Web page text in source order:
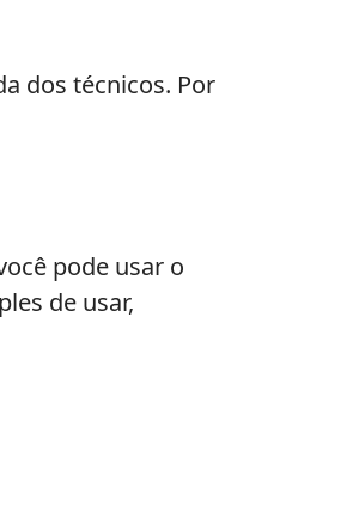
dos técnicos. Por
pode usar o
de usar,